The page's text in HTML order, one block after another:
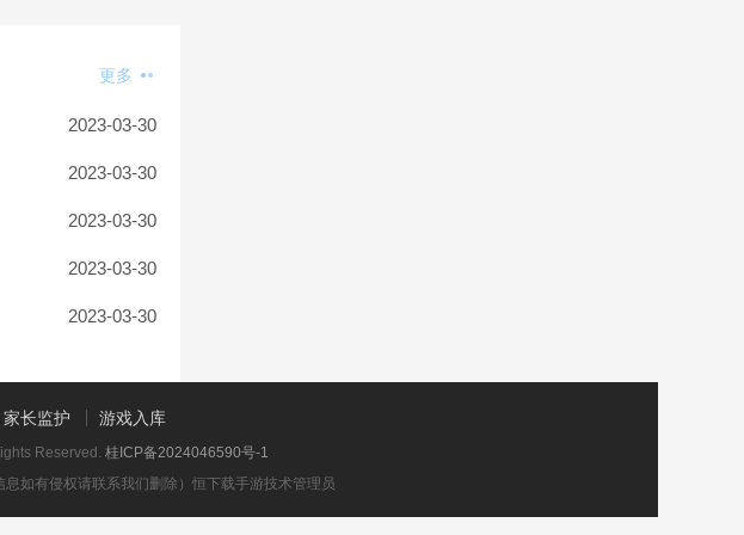
更多
2023-03-30
2023-03-30
2023-03-30
2023-03-30
2023-03-30
家长监护 游戏入库
Reserved. 桂ICP备2024046590号-1
如有侵权请联系我们删除） 恒下载手游技术管理员